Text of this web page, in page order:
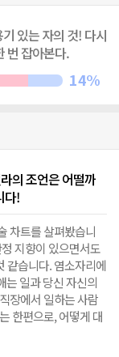
있는 자의 것! 다시
번 잡아본다.
14%
의 조언은 어떨까
다!
차트를 살펴봤습니
지향이 있으면서도
같습니다. 염소자리에
는 일과 당신 자신의
장에서 일하는 사람
한편으로, 어떻게 대